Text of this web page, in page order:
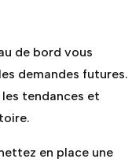
de bord vous
demandes futures.
tendances et
en place une